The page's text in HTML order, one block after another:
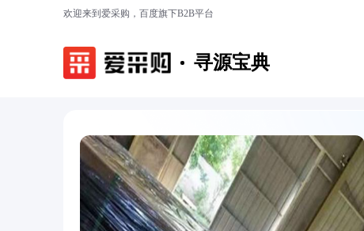
欢迎来到爱采购，百度旗下B2B平台
寻源宝典